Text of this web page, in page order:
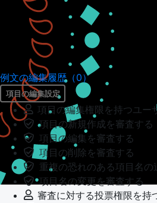
例文の編集履歴（0）
項目の編集設定
項目の編集権限を持つユ
項目の新規作成を審査する
項目の編集を審査する
項目の削除を審査する
重複の恐れのある項目名の
項目名の変更を審査する
審査に対する投票権限を持